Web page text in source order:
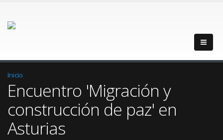
Inicio
Encuentro 'Migración y
construcción de paz' en
Asturias